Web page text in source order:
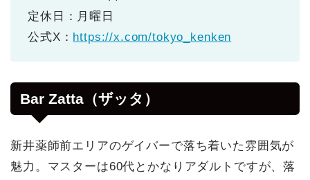
定休日：月曜日
公式X： https://x.com/tokyo_kenken
Bar Zatta（ザッタ）
新井薬師前エリアのゲイバーで落ち着いた雰囲気が
魅力。マスターは60代とかなりアダルトですが、落